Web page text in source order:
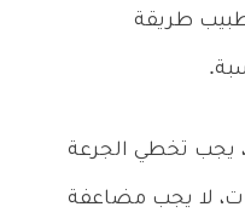
طريقة
يجب تخطي الجرعة
لا يجب مضاعفة